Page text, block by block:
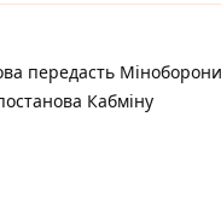
передасть Міноборони
Кабміну